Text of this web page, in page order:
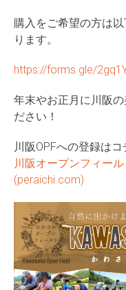
購入をご希望の方は
ります。
https://forms.gle/
年末やお正月に川阪
ださい！
川阪OPFへの登録はコ
川阪オープンフィー
(peraichi.com)